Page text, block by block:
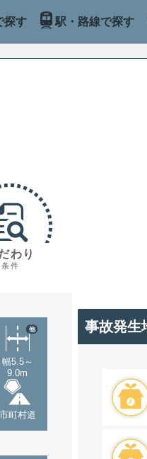
探す 駅・路線で探す
わり
条件
幅5.5～
9.0m
他
市町村道
事故発生